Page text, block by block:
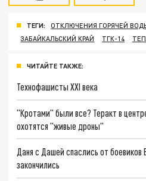
ТЕГИ: ОТКЛЮЧЕНИЯ ГОРЯЧЕЙ
ЗАБАЙКАЛЬСКИЙ КРАЙ
ТГК-14
ЧИТАЙТЕ ТАКЖЕ:
Технофашисты XXI века
"Кротами" были все? Теракт в
охотятся "живые дроны"
Даня с Дашей спаслись от
закончились